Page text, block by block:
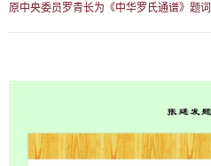
原中央委员罗青长为《中华罗氏通谱》题词